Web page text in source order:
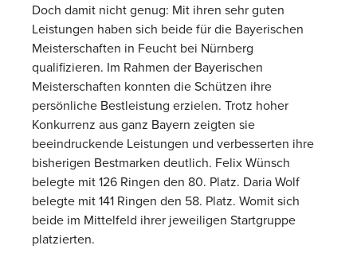
Doch damit nicht genug: Mit ihren sehr guten
Leistungen haben sich beide für die Bayerischen
Meisterschaften in Feucht bei Nürnberg
qualifizieren. Im Rahmen der Bayerischen
Meisterschaften konnten die Schützen ihre
persönliche Bestleistung erzielen. Trotz hoher
Konkurrenz aus ganz Bayern zeigten sie
beeindruckende Leistungen und verbesserten ihre
bisherigen Bestmarken deutlich. Felix Wünsch
belegte mit 126 Ringen den 80. Platz. Daria Wolf
belegte mit 141 Ringen den 58. Platz. Womit sich
beide im Mittelfeld ihrer jeweiligen Startgruppe
platzierten.